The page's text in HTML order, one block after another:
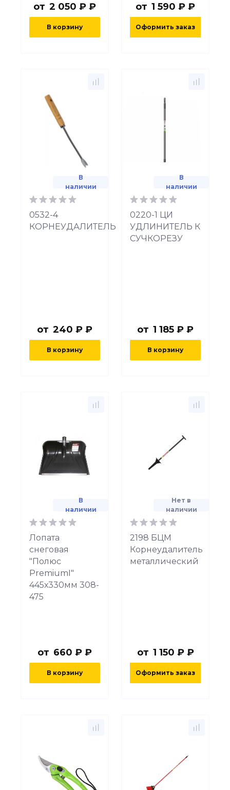
от 2 050 ₽ ₽
В корзину
от 1 590 ₽ ₽
Оформить заказ
В
наличии
0532-4
КОРНЕУДАЛИТЕЛЬ
от 240 ₽ ₽
В корзину
В
наличии
0220-1 ЦИ
УДЛИНИТЕЛЬ К
СУЧКОРЕЗУ
от 1 185 ₽ ₽
В корзину
В
наличии
Лопата
снеговая
"Полюс
PremiumI"
445х330мм 308-
475
от 660 ₽ ₽
В корзину
Нет в
наличии
2198 БЦМ
Корнеудалитель
металлический
от 1 150 ₽ ₽
Оформить заказ